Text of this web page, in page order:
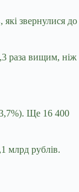
які звернулися до
раза вищим, ніж
Ще 16 400
млрд рублів.